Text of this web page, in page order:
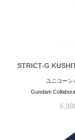
STRICT-G
ユニコー
Gundam